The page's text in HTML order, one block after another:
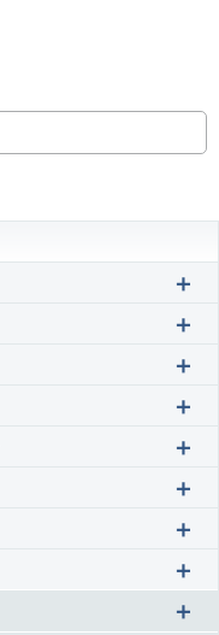
＋
＋
＋
＋
＋
＋
＋
＋
＋